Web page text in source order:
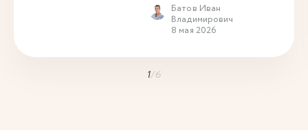
Батов Иван
Владимирович
8 мая 2026
1/6